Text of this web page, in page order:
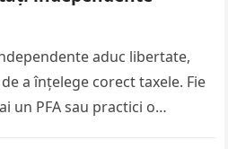
aduc libertate,
a înțelege corect taxele. Fie
un PFA sau practici o